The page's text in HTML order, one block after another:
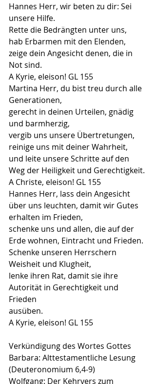
Hannes Herr, wir beten zu dir: Sei
unsere Hilfe.
Rette die Bedrängten unter uns,
hab Erbarmen mit den Elenden,
zeige dein Angesicht denen, die in
Not sind.
A Kyrie, eleison! GL 155
Martina Herr, du bist treu durch alle
Generationen,
gerecht in deinen Urteilen, gnädig
und barmherzig,
vergib uns unsere Übertretungen,
reinige uns mit deiner Wahrheit,
und leite unsere Schritte auf den
Weg der Heiligkeit und Gerechtigkeit.
A Christe, eleison! GL 155
Hannes Herr, lass dein Angesicht
über uns leuchten, damit wir Gutes
erhalten im Frieden,
schenke uns und allen, die auf der
Erde wohnen, Eintracht und Frieden.
Schenke unseren Herrschern
Weisheit und Klugheit,
lenke ihren Rat, damit sie ihre
Autorität in Gerechtigkeit und
Frieden
ausüben.
A Kyrie, eleison! GL 155
Verkündigung des Wortes Gottes
Barbara: Alttestamentliche Lesung
(Deuteronomium 6,4-9)
Wolfgang: Der Kehrvers zum